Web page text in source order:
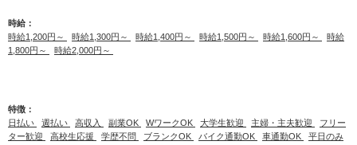
時給：
時給1,200円～
時給1,300円～ 時給1,400円～ 時給1,500円～ 時給1,600円～
時給
1,800円～
時給2,000円～
特徴：
日払い
週払い 高収入 副業OK WワークOK 大学生歓迎 主婦・主夫歓迎
フリー
ター歓迎
高校生応援 学歴不問 ブランクOK バイク通勤OK 車通勤OK 平日のみ